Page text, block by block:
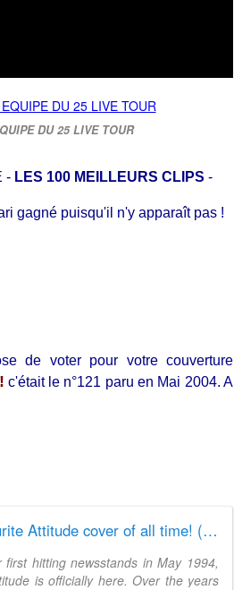
DU 25 LIVE TOUR
- LES 100 MEILLEURS CLIPS -
gagné puisqu'il n'y apparaît pas !
de voter pour votre couverture
c'était le n°121 paru en Mai 2004. A
Vote for your favourite Attitude cover of all time! (Round One)
hitting newsstands in May 1994,
is officially here. Over the years